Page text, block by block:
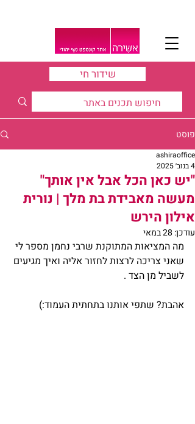
שידור חי
פוסט
"יש כאן הכל אבל אין אותך"
מעשה מאבידת בת מלך | נורית
אילון הירש
ashiraoffice
4 בנוב׳ 2025
עודכן: 28 במאי
מה המציאות המתוקנת שרבי נחמן מספר לי
שאני צריכה לרצות לחזור אליה ואיך מגיעים
לשביל מן הצד .
אהבת? שתפי אותנו בתחתית העמוד:)